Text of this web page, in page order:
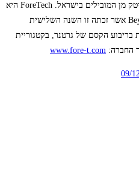
חברות תקשורת, פיננסים, תעשייה והייטק מן המובילים בישראל. ForeTech היא
המפיצה הבלעדית בארץ של BeyondTrust אשר זכתה זו השנה השלישית
בריבוע הקסם של גרטנר, בקטגוריית
www.fore-t.com
09/